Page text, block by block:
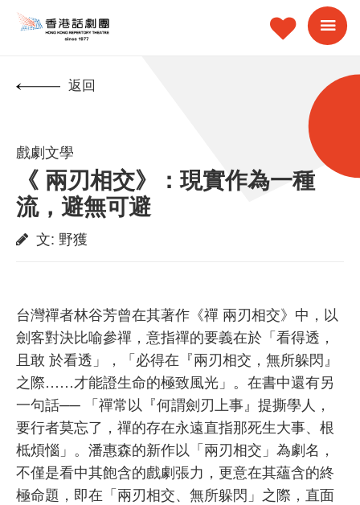
返回
戲劇文學
《 兩刃相交》：現實作為一種
流，避無可避
文: 野獲
台灣禪者林谷芳曾在其著作《禪 兩刃相交》中，以
劍客對決比喻參禪，意指禪的要義在於「看得透，
且敢 於看透」，「必得在『兩刃相交，無所躲閃』
之際……才能證生命的極致風光」。在書中還有另
一句話── 「禪常以『何謂劍刃上事』提撕學人，
要行者莫忘了，禪的存在永遠直指那死生大事、根
柢煩惱」。潘惠森的新作以「兩刃相交」為劇名，
不僅是看中其飽含的戲劇張力，更意在其蘊含的終
極命題，即在「兩刃相交、無所躲閃」之際，直面